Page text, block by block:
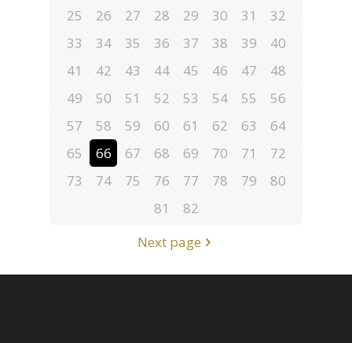
25
26 27 28 29 30 31
32
33
34 35 36 37 38 39
40
41
42 43 44 45 46 47
48
49
50 51 52 53 54 55
56
57
58 59 60 61 62 63
64
65
66 67 68 69 70 71
72
73
74 75 76 77 78 79
80
81
82
Next page